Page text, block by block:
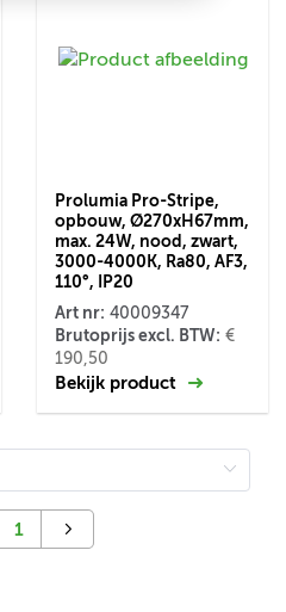
Prolumia Pro-Stripe,
opbouw, Ø270xH67mm,
max. 24W, nood, zwart,
3000-4000K, Ra80, AF3,
110°, IP20
Art nr: 40009347
Brutoprijs excl. BTW: €
190,50
Bekijk product
1